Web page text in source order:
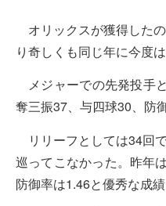
オリックスが獲得した
り奇しくも同じ年に今度
メジャーでの先発投手
奪三振37、与四球30、防
リリーフとしては34回
巡ってこなかった。昨年
防御率は1.46と優秀な成績